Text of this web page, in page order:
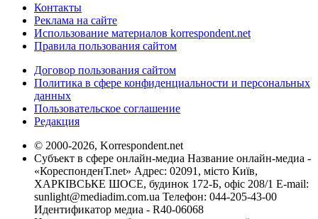
Контакты
Реклама на сайте
Использование материалов korrespondent.net
Правила пользования сайтом
Договор пользования сайтом
Политика в сфере конфиденциальности и персональных
данных
Пользовательское соглашение
Редакция
© 2000-2026, Korrespondent.net
Субъект в сфере онлайн-медиа Название онлайн-медиа -
«КореспонденТ.net» Адрес: 02091, місто Київ,
ХАРКІВСЬКЕ ШОСЕ, будинок 172-Б, офіс 208/1 E-mail:
sunlight@mediadim.com.ua Телефон: 044-205-43-00
Идентификатор медиа - R40-06068